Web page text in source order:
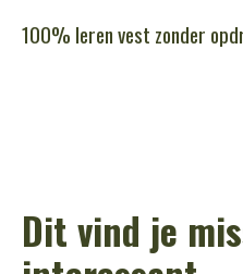
100% leren vest zonder
Dit vind je